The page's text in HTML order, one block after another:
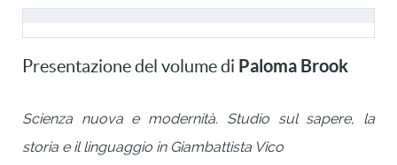
Presentazione del volume di Paloma Brook
Scienza nuova e modernità. Studio sul sapere, la
storia e il linguaggio in Giambattista Vico